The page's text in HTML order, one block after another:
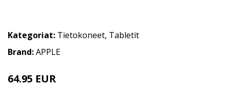
Kategoriat: Tietokoneet, Tabletit
Brand:APPLE
64.95 EUR